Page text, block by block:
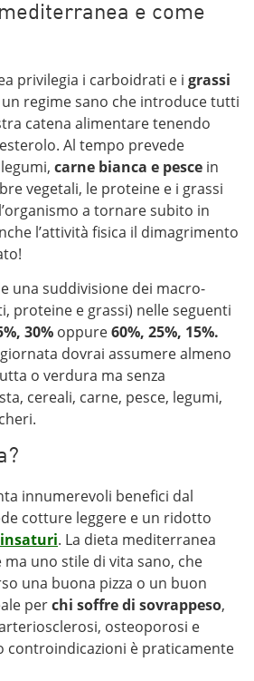
e come
privilegia i carboidrati e i grassi
regime sano che introduce tutti
catena alimentare tenendo
Al tempo prevede
carne bianca e pesce in
vegetali, le proteine e i grassi
a tornare subito in
l’attività fisica il dimagrimento
una suddivisione dei macro-
proteine e grassi) nelle seguenti
30% oppure60%, 25%, 15%.
dovrai assumere almeno
o verdura ma senza
cereali, carne, pesce, legumi,
innumerevoli benefici dal
cotture leggere e un ridotto
. La dieta mediterranea
uno stile di vita sano, che
una buona pizza o un buon
perchi soffre di sovrappeso,
osteoporosi e
controindicazioni è praticamente